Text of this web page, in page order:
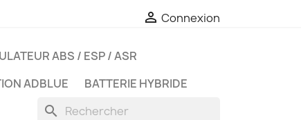
 Connexion
ABS / ESP / ASR
ADBLUE BATTERIE HYBRIDE
search